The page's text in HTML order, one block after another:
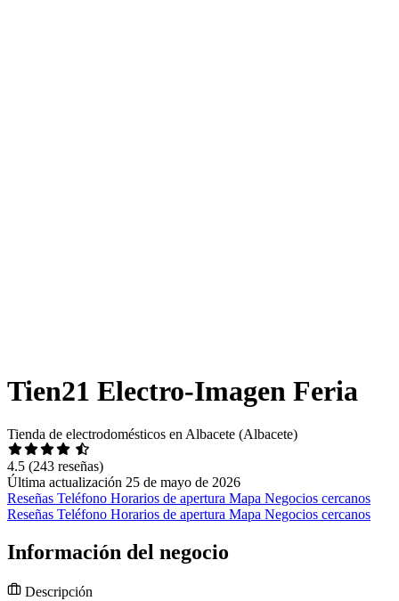
Tien21 Electro-Imagen Feria
Tienda de electrodomésticos en Albacete (Albacete)
4.5 (243 reseñas)
Última actualización 25 de mayo de 2026
Reseñas Teléfono Horarios de apertura Mapa Negocios cercanos
Reseñas Teléfono Horarios de apertura Mapa Negocios cercanos
Información del negocio
Descripción